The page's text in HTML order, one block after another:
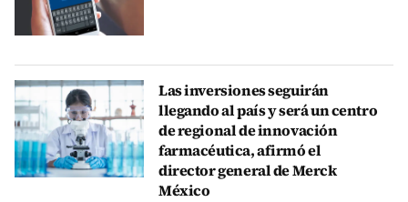
Las inversiones seguirán
llegando al país y será un centro
de regional de innovación
farmacéutica, afirmó el
director general de Merck
México